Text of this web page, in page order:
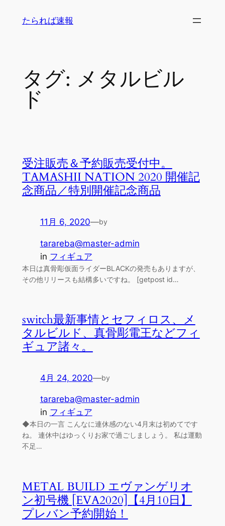
たられば速報
タグ: メタルビル
ド
受注販売＆予約販売受付中。
TAMASHII NATION 2020 開催記
念商品／特別開催記念商品
11月 6, 2020—by
tarareba@master-admin
in フィギュア
本日は真骨彫仮面ライダーBLACKの発売もありますが、
その他リリースも結構多いですね。 [getpost id…
switch最新事情とセフィロス、メ
タルビルド、真骨彫電王などフィ
ギュア諸々。
4月 24, 2020—by
tarareba@master-admin
in フィギュア
◆本日の一言 こんなに連休感のない4月末は初めてです
ね。 連休中はゆっくりお家で過ごしましょう。 私は運動
不足…
METAL BUILD エヴァンゲリオ
ン初号機 [EVA2020]【4月10日】
プレバン予約開始！